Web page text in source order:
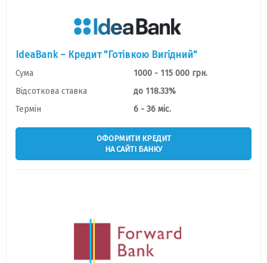
IdeaBank – Кредит "Готівкою Вигідний"
Сума
1000 - 115 000 грн.
Відсоткова ставка
до 118.33%
Термін
6 - 36 міс.
ОФОРМИТИ КРЕДИТ
НА САЙТІ БАНКУ